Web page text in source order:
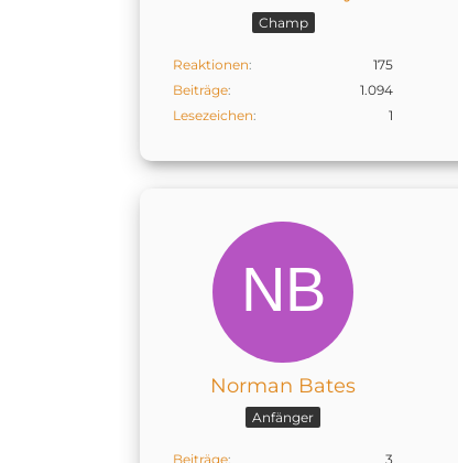
Champ
Reaktionen
175
Beiträge
1.094
Lesezeichen
1
Norman Bates
Anfänger
Beiträge 3